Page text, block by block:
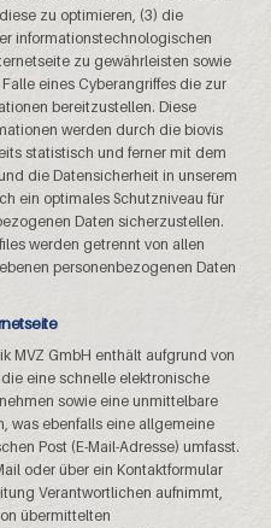
zu optimieren, (3) die
informationstechnologischen
zu gewährleisten sowie
eines Cyberangriffes die zur
bereitzustellen. Diese
werden durch die biovis
statistisch und ferner mit dem
die Datensicherheit in unserem
ein optimales Schutzniveau für
Daten sicherzustellen.
werden getrennt von allen
personenbezogenen Daten
MVZ GmbH enthält aufgrund von
eine schnelle elektronische
sowie eine unmittelbare
was ebenfalls eine allgemeine
Post (E-Mail-Adresse) umfasst.
oder über ein Kontaktformular
Verantwortlichen aufnimmt,
übermittelten